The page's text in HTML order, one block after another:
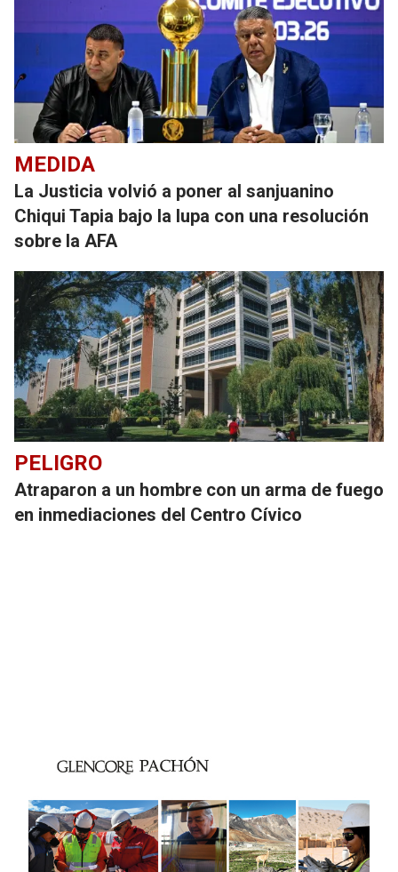
MEDIDA
La Justicia volvió a poner al sanjuanino
Chiqui Tapia bajo la lupa con una resolución
sobre la AFA
PELIGRO
Atraparon a un hombre con un arma de fuego
en inmediaciones del Centro Cívico